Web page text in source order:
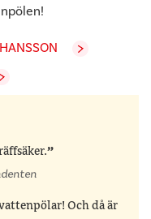
Och då är